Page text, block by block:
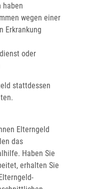
haben
wegen einer
Erkrankung
oder
stattdessen
Elterngeld
das
Haben Sie
erhalten Sie